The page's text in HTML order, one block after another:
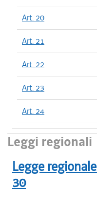
Art. 20
Art. 21
Art. 22
Art. 23
Art. 24
Leggi regionali
Legge regionale
30